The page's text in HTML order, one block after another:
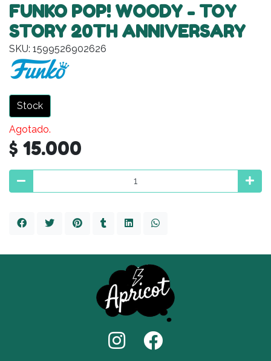
FUNKO POP! WOODY - TOY
STORY 20TH ANNIVERSARY
SKU: 1599526902626
Stock
Agotado.
$ 15.000